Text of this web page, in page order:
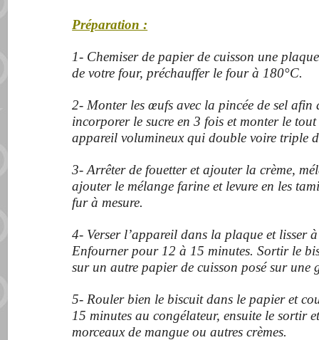
Préparation :
1- Chemiser de papier de cuisson une
de votre four, préchauffer le four à 180°C.
2- Monter les œufs avec la pincée de sel afin
incorporer le sucre en 3 fois et monter le
appareil volumineux qui double voire triple
3- Arrêter de fouetter et ajouter la crème,
ajouter le mélange farine et levure en les
fur à mesure.
4- Verser l’appareil dans la plaque et lisser
Enfourner pour 12 à 15 minutes. Sortir le
sur un autre papier de cuisson posé sur
5- Rouler bien le biscuit dans le papier et
15 minutes au congélateur, ensuite le sortir
morceaux de mangue ou autres crèmes.